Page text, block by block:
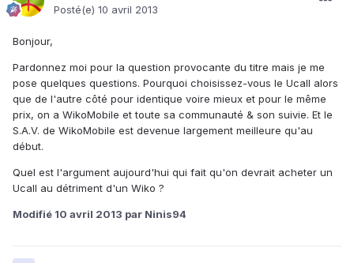
Posté(e) 10 avril 2013
Bonjour,
Pardonnez moi pour la question provocante du titre mais je me
pose quelques questions. Pourquoi choisissez-vous le Ucall alors
que de l'autre côté pour identique voire mieux et pour le même
prix, on a WikoMobile et toute sa communauté & son suivie. Et le
S.A.V. de WikoMobile est devenue largement meilleure qu'au
début.
Quel est l'argument aujourd'hui qui fait qu'on devrait acheter un
Ucall au détriment d'un Wiko ?
Modifié 10 avril 2013 par Ninis94